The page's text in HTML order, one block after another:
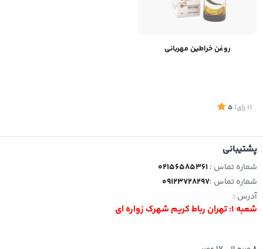
روغن خراطین مهربانی
(1 رای)
5
پشتیبانی
شماره تماس :02156585361
شماره تماس :09123728297
آدرس :
شعبه 1: تهران رباط کریم شهرک زواره ای